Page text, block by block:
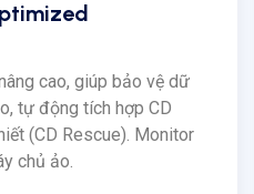
cao, giúp bảo vệ dữ
tự động tích hợp CD
(CD Rescue). Monitor
chủ ảo.